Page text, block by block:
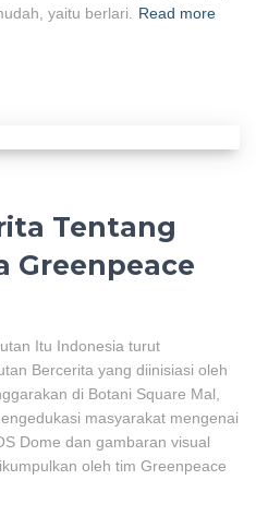
yaitu berlari.
Read more
Tentang
Greenpeace
Itu Indonesia turut
Bercerita yang diinisiasi oleh
di Botani Square Mal,
masyarakat mengenai
Dome dan gambaran visual
oleh tim Greenpeace